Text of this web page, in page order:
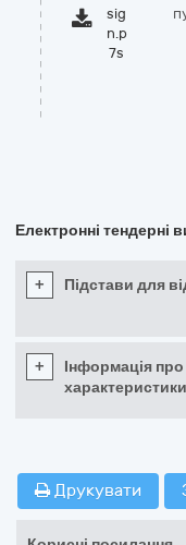
sig
n.p
7s
Електронні тендерні
+ Підстави для
+
Інформація про
Друкувати